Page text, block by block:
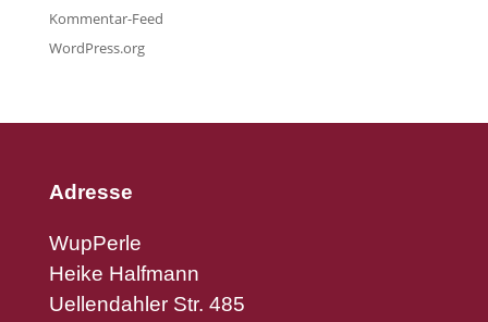
Kommentar-Feed
WordPress.org
Adresse
WupPerle
Heike Halfmann
Uellendahler Str. 485